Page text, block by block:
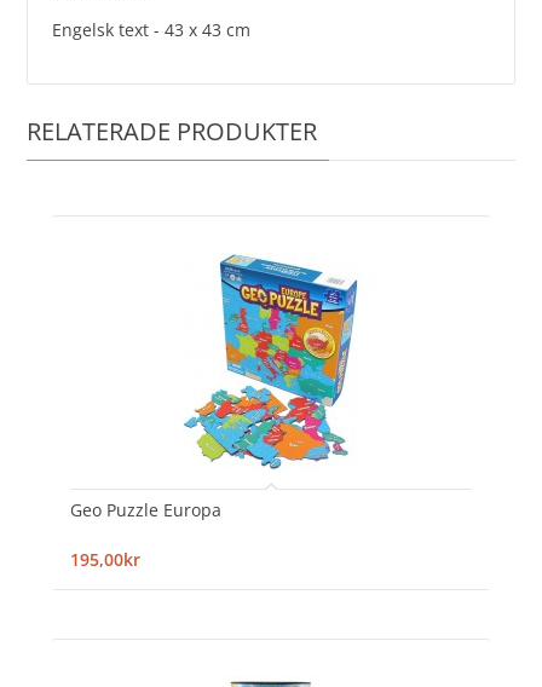
Engelsk text - 43 x 43 cm
RELATERADE PRODUKTER
Geo Puzzle Europa
195,00kr